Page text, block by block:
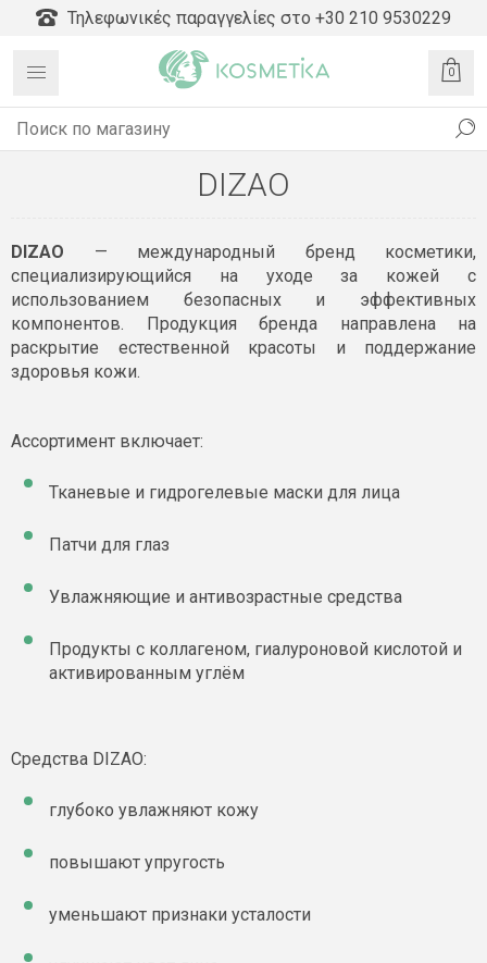
Τηλεφωνικές παραγγελίες στο +30 210 9530229
0
DIZAO
DIZAO — международный бренд косметики,
специализирующийся на уходе за кожей с
использованием безопасных и эффективных
компонентов. Продукция бренда направлена на
раскрытие естественной красоты и поддержание
здоровья кожи.
Ассортимент включает:
Тканевые и гидрогелевые маски для лица
Патчи для глаз
Увлажняющие и антивозрастные средства
Продукты с коллагеном, гиалуроновой кислотой и
активированным углём
Средства DIZAO:
глубоко увлажняют кожу
повышают упругость
уменьшают признаки усталости